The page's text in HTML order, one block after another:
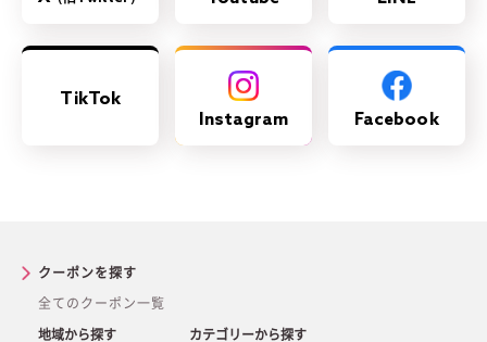
TikTok
Instagram
Facebook
クーポンを探す
全てのクーポン一覧
地域から探す
カテゴリーから探す